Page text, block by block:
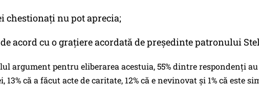
chestionați nu pot aprecia;
acord cu o grațiere acordată de președinte patronului
argument pentru eliberarea acestuia, 55% dintre respondenţi
că a făcut acte de caritate, 12% că e nevinovat şi 1% că este